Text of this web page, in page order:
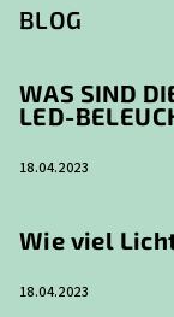
BLOG
WAS SIND
LED-
18.04.2023
Wie viel
18.04.2023